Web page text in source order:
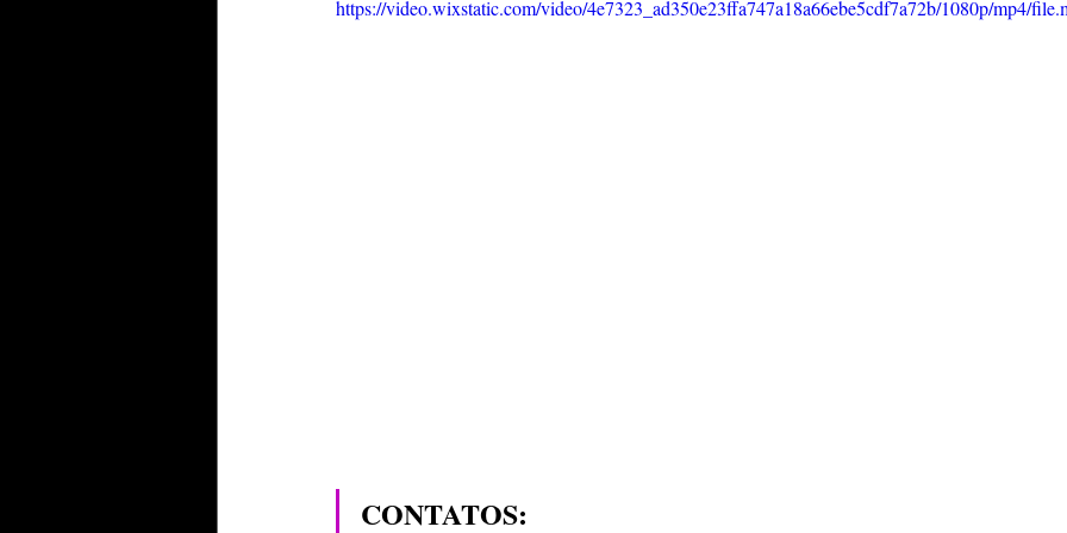
https://video.wixstatic.com/video/4e7323_ad350e23ffa747a18a66ebe5cdf7a72b/1080p/mp4/
CONTATOS: